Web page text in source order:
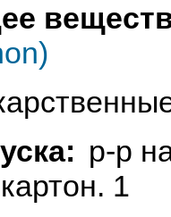
р-р
1